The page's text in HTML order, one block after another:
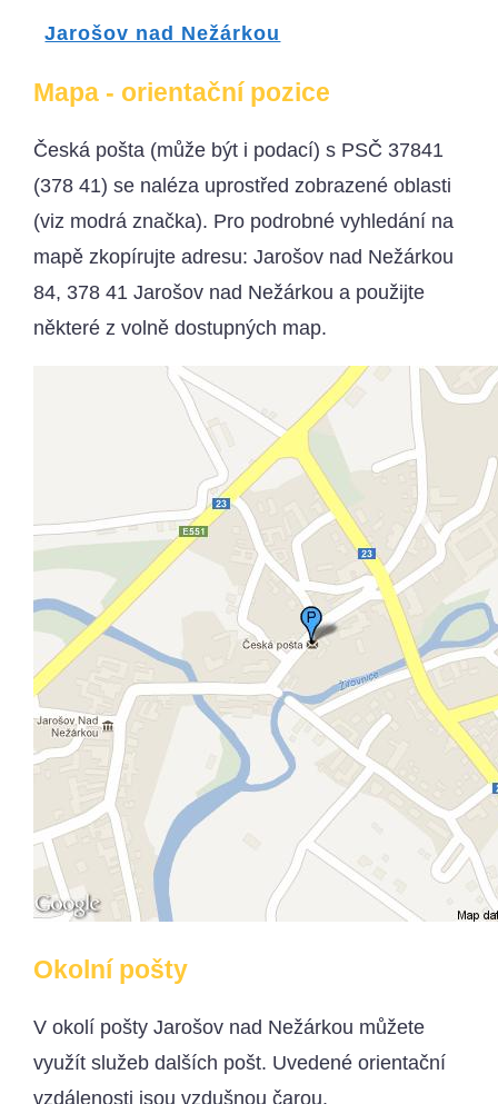
Jarošov nad Nežárkou
Mapa - orientační pozice
Česká pošta (může být i podací) s PSČ 37841
(378 41) se naléza uprostřed zobrazené oblasti
(viz modrá značka). Pro podrobné vyhledání na
mapě zkopírujte adresu: Jarošov nad Nežárkou
84, 378 41 Jarošov nad Nežárkou a použijte
některé z volně dostupných map.
Okolní pošty
V okolí pošty Jarošov nad Nežárkou můžete
využít služeb dalších pošt. Uvedené orientační
vzdálenosti jsou vzdušnou čarou.